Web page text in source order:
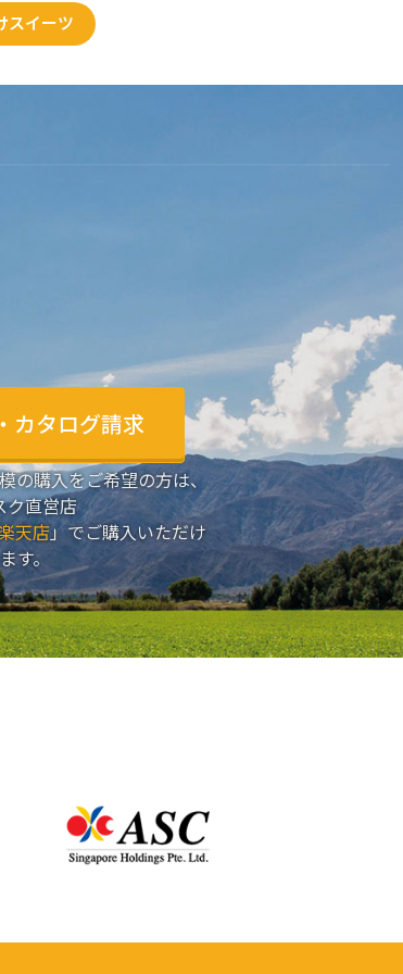
スイーツ
カタログ請求
の購入をご希望の方は、
ク直営店
天店」でご購入いただけ
ます。